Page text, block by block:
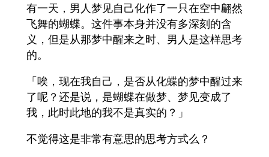
有一天，男人梦见自己化作了一只在空中翩然
飞舞的蝴蝶。这件事本身并没有多深刻的含
义，但是从那梦中醒来之时、男人是这样思考
的。
「唉，现在我自己，是否从化蝶的梦中醒过来
了呢？还是说，是蝴蝶在做梦、梦见变成了
我，此时此地的我不是真实的？」
不觉得这是非常有意思的思考方式么？